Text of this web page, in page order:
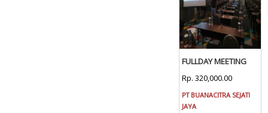
FULLDAY MEETING
Rp. 320,000.00
PT BUANACITRA SEJATI
JAYA